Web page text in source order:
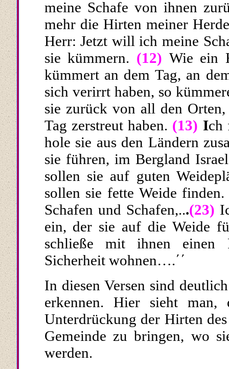
meine Schafe von ihnen
mehr die Hirten meiner
Herr: Jetzt will ich meine
sie kümmern. (12) Wie ein
kümmert an dem Tag, an
sich verirrt haben, so
sie zurück von all den
Tag zerstreut haben. (13) Ich
hole sie aus den Ländern
sie führen, im Bergland
sollen sie auf guten
sollen sie fette Weide finden.
Schafen und Schafen,...(23)
ein, der sie auf die Weide
schließe mit ihnen einen
Sicherheit wohnen….΄΄
In diesen Versen sind
erkennen. Hier sieht
Unterdrückung der Hirten
Gemeinde zu bringen, wo
werden.